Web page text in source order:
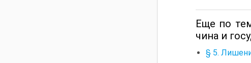
Еще по
чина и
§ 5.